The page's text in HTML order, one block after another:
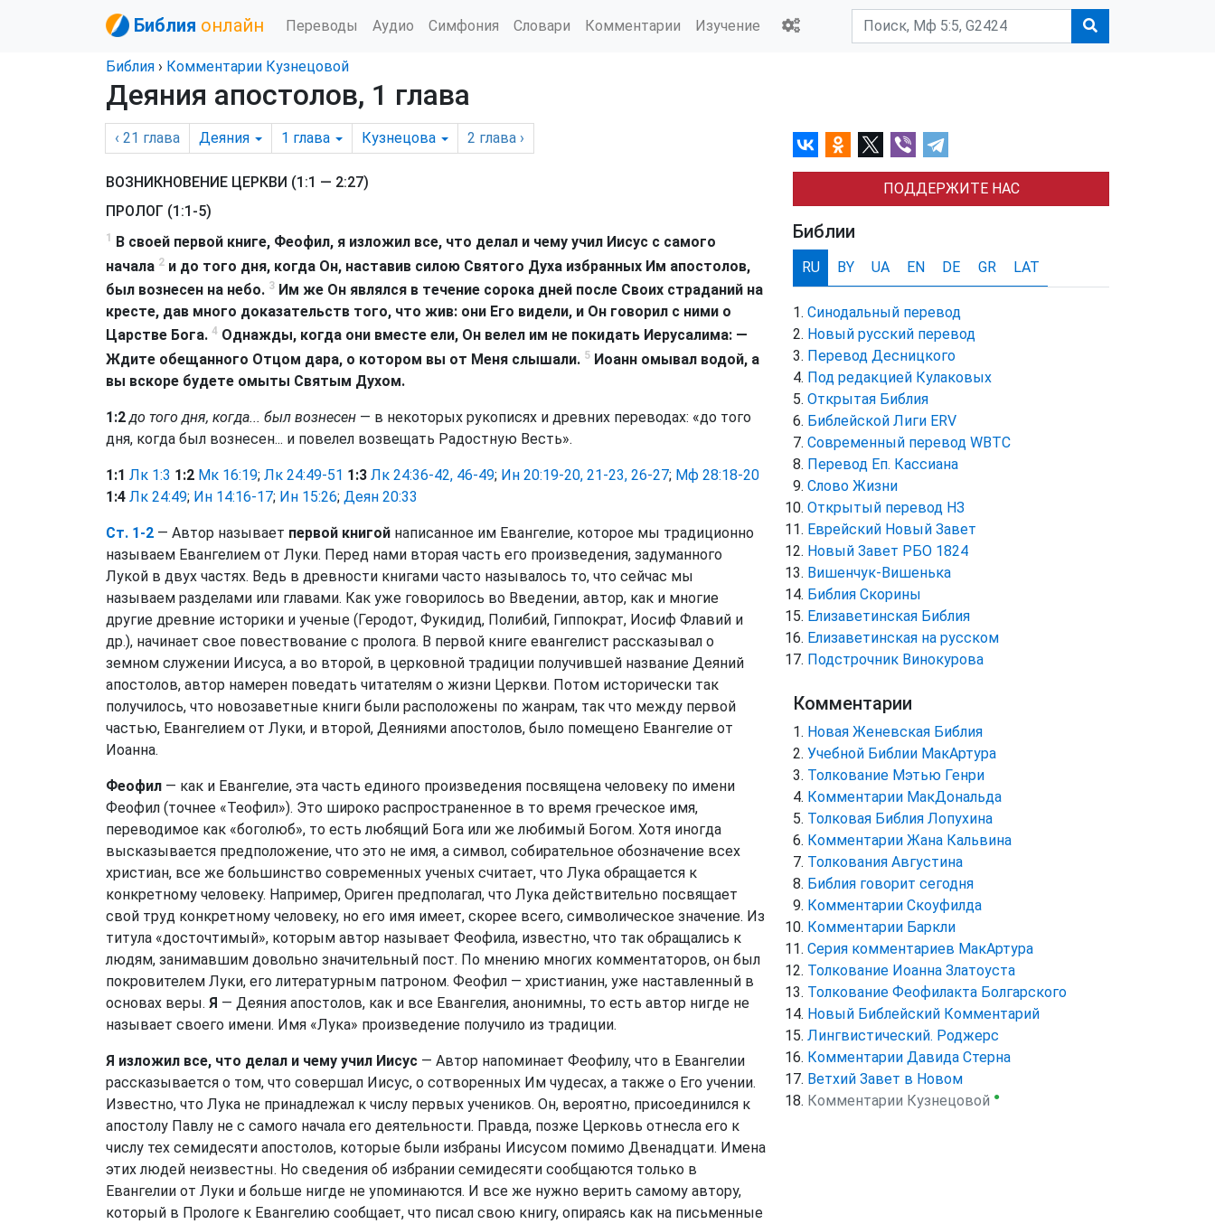
Библия онлайн Переводы Аудио Симфония Словари Комментарии Изучение
Библия › Комментарии Кузнецовой
Деяния апостолов, 1 глава
‹ 21 глава Деяния 1 глава Кузнецова 2 глава ›
ВОЗНИКНОВЕНИЕ ЦЕРКВИ (1:1 — 2:27)
ПРОЛОГ (1:1-5)
1
В своей первой книге, Феофил, я изложил все, что делал и чему учил Иисус с самого
начала 2 и до того дня, когда Он, наставив силою Святого Духа избранных Им апостолов,
был вознесен на небо. 3 Им же Он являлся в течение сорока дней после Своих страданий на
кресте, дав много доказательств того, что жив: они Его видели, и Он говорил с ними о
Царстве Бога. 4 Однажды, когда они вместе ели, Он велел им не покидать Иерусалима: —
Ждите обещанного Отцом дара, о котором вы от Меня слышали. 5 Иоанн омывал водой, а
вы вскоре будете омыты Святым Духом.
1:2 до того дня, когда... был вознесен — в некоторых рукописях и древних переводах: «до того
дня, когда был вознесен... и повелел возвещать Радостную Весть».
1:1 Лк 1:3 1:2 Мк 16:19; Лк 24:49-51 1:3 Лк 24:36-42, 46-49; Ин 20:19-20, 21-23, 26-27; Мф 28:18-20
1:4 Лк 24:49; Ин 14:16-17; Ин 15:26; Деян 20:33
Ст. 1-2 — Автор называет первой книгой написанное им Евангелие, которое мы традиционно
называем Евангелием от Луки. Перед нами вторая часть его произведения, задуманного
Лукой в двух частях. Ведь в древности книгами часто называлось то, что сейчас мы
называем разделами или главами. Как уже говорилось во Введении, автор, как и многие
другие древние историки и ученые (Геродот, Фукидид, Полибий, Гиппократ, Иосиф Флавий и
др.), начинает свое повествование с пролога. В первой книге евангелист рассказывал о
земном служении Иисуса, а во второй, в церковной традиции получившей название Деяний
апостолов, автор намерен поведать читателям о жизни Церкви. Потом исторически так
получилось, что новозаветные книги были расположены по жанрам, так что между первой
частью, Евангелием от Луки, и второй, Деяниями апостолов, было помещено Евангелие от
Иоанна.
Феофил — как и Евангелие, эта часть единого произведения посвящена человеку по имени
Феофил (точнее «Теофил»). Это широко распространенное в то время греческое имя,
переводимое как «боголюб», то есть любящий Бога или же любимый Богом. Хотя иногда
высказывается предположение, что это не имя, а символ, собирательное обозначение всех
христиан, все же большинство современных ученых считает, что Лука обращается к
конкретному человеку. Например, Ориген предполагал, что Лука действительно посвящает
свой труд конкретному человеку, но его имя имеет, скорее всего, символическое значение. Из
титула «досточтимый», которым автор называет Феофила, известно, что так обращались к
людям, занимавшим довольно значительный пост. По мнению многих комментаторов, он был
покровителем Луки, его литературным патроном. Феофил — христианин, уже наставленный в
основах веры. Я — Деяния апостолов, как и все Евангелия, анонимны, то есть автор нигде не
называет своего имени. Имя «Лука» произведение получило из традиции.
Я изложил все, что делал и чему учил Иисус — Автор напоминает Феофилу, что в Евангелии
рассказывается о том, что совершал Иисус, о сотворенных Им чудесах, а также о Его учении.
Известно, что Лука не принадлежал к числу первых учеников. Он, вероятно, присоединился к
апостолу Павлу не с самого начала его деятельности. Правда, позже Церковь отнесла его к
числу тех семидесяти апостолов, которые были избраны Иисусом помимо Двенадцати. Имена
этих людей неизвестны. Но сведения об избрании семидесяти сообщаются только в
Евангелии от Луки и больше нигде не упоминаются. И все же нужно верить самому автору,
который в Прологе к Евангелию сообщает, что писал свою книгу, опираясь как на письменные
ПОДДЕРЖИТЕ НАС
Библии
RU BY UA EN DE GR LAT
Синодальный перевод
Новый русский перевод
Перевод Десницкого
Под редакцией Кулаковых
Открытая Библия
Библейской Лиги ERV
Cовременный перевод WBTC
Перевод Еп. Кассиана
Слово Жизни
Открытый перевод НЗ
Еврейский Новый Завет
Новый Завет РБО 1824
Вишенчук-Вишенька
Библия Скорины
Елизаветинская Библия
Елизаветинская на русском
Подстрочник Винокурова
Комментарии
Новая Женевская Библия
Учебной Библии МакАртура
Толкование Мэтью Генри
Комментарии МакДональда
Толковая Библия Лопухина
Комментарии Жана Кальвина
Толкования Августина
Библия говорит сегодня
Комментарии Скоуфилда
Комментарии Баркли
Серия комментариев МакАртура
Толкование Иоанна Златоуста
Толкование Феофилакта Болгарского
Новый Библейский Комментарий
Лингвистический. Роджерс
Комментарии Давида Стерна
Ветхий Завет в Новом
Комментарии Кузнецовой ●